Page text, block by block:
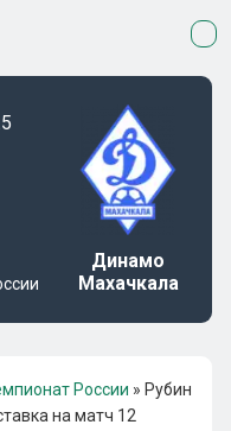
Динамо
Махачкала
России » Рубин
на матч 12